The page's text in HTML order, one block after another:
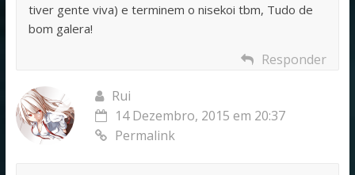
tiver gente viva) e terminem o nisekoi tbm, Tudo de
bom galera!
Responder
Rui
14 Dezembro, 2015 em 20:37
Permalink